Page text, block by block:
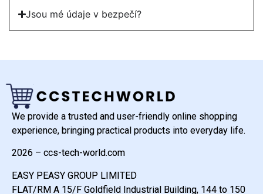
Jsou mé údaje v bezpečí?
We provide a trusted and user-friendly online shopping
experience, bringing practical products into everyday life.
2026 – ccs-tech-world.com
EASY PEASY GROUP LIMITED
FLAT/RM A 15/F Goldfield Industrial Building, 144 to 150